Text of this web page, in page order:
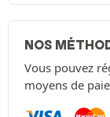
NOS
Vous pouvez
moyens de